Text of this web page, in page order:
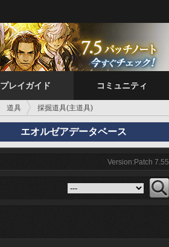
プレイガイド コミュニティ
道具 採掘道具(主道具)
エオルゼアデータベース
Version:Patch 7.55